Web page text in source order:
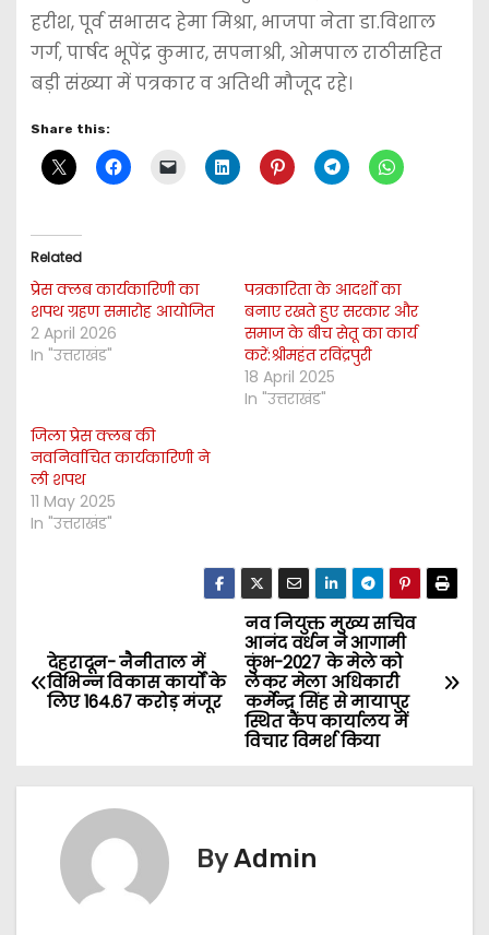
हरीश, पूर्व सभासद हेमा मिश्रा, भाजपा नेता डा.विशाल
गर्ग, पार्षद भूपेंद्र कुमार, सपनाश्री, ओमपाल राठीसहित
बड़ी संख्या में पत्रकार व अतिथी मौजूद रहे।
Share this:
Related
प्रेस क्लब कार्यकारिणी का
शपथ ग्रहण समारोह आयोजित
2 April 2026
In "उत्तराखंड"
पत्रकारिता के आदर्शो का
बनाए रखते हुए सरकार और
समाज के बीच सेतू का कार्य
करें:श्रीमहंत रविंद्रपुरी
18 April 2025
In "उत्तराखंड"
जिला प्रेस क्लब की
नवनिर्वाचित कार्यकारिणी ने
ली शपथ
11 May 2025
In "उत्तराखंड"
o
नव नियुक्त मुख्य सचिव
आनंद वर्धन ने आगामी
कुंभ-2027 के मेले को
लेकर मेला अधिकारी
कर्मेन्द्र सिंह से मायापुर
स्थित कैंप कार्यालय में
विचार विमर्श किया
देहरादून- नैनीताल में
विभिन्न विकास कार्यों के
लिए 164.67 करोड़ मंजूर
ByAdmin